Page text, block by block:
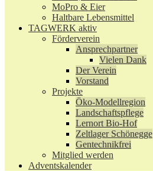
MoPro & Eier
Haltbare Lebensmittel
TAGWERK aktiv
Förderverein
Ansprechpartner
Vielen Dank
Der Verein
Vorstand
Projekte
Öko-Modellregion
Landschaftspflege
Lernort Bio-Hof
Zeltlager Schönegge
Gentechnikfrei
Mitglied werden
Adventskalender